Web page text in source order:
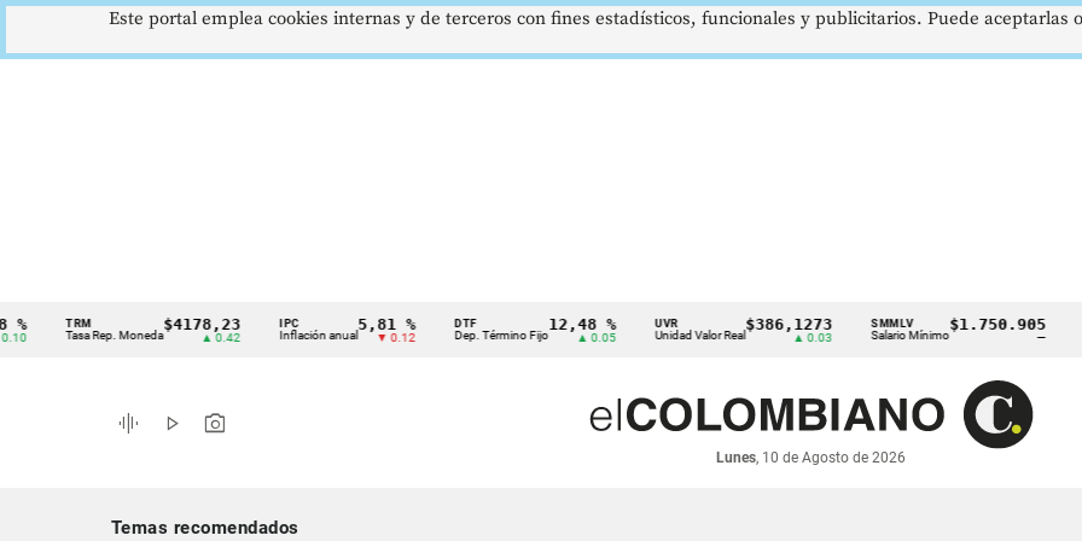
Cintillo
indicadores
económicos
Tasa Rep. Moneda
$4178,23
▲ 0.42 Inflación anual
5,81 %
▼ 0.12 Dep. Término Fijo
12,48 %
▲ 0.05 Unidad Valor Real
$386,1273 SMMLV
Salario Mínimo
$1.750.905
graphic_eq play_arrow photo_camera
Lunes, 10 de Agosto de 2026
Temas recomendados
Este portal emplea cookies internas y de terceros con fines estadísticos, funcionales y publicitarios. Puede aceptarlas